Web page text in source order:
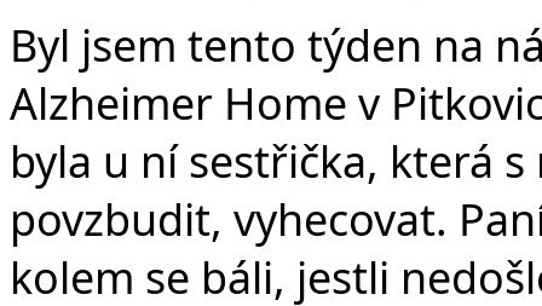
Byl jsem tento týden na
Alzheimer Home v
byla u ní sestřička, která
povzbudit, vyhecovat.
kolem se báli, jestli